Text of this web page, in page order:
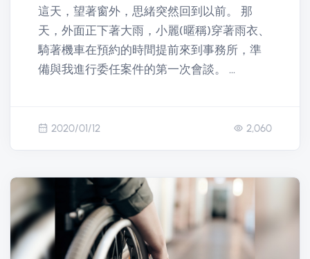
這天，望著窗外，思緒突然回到以前。 那
天，外面正下著大雨，小麗(暱稱)穿著雨衣、
騎著機車在預約的時間提前來到事務所，準
備與我進行委任案件的第一次會談。 ...
2020/01/12 2,060